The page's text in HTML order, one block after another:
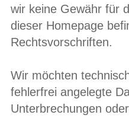
wir keine Gewähr für
dieser Homepage
Rechtsvorschriften.
Wir möchten
fehlerfrei angelegte
Unterbrechungen